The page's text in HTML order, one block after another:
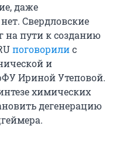
даже
Свердловские
на пути к созданию
поговорилис
и
Ириной Утеповой.
химических
дегенерацию